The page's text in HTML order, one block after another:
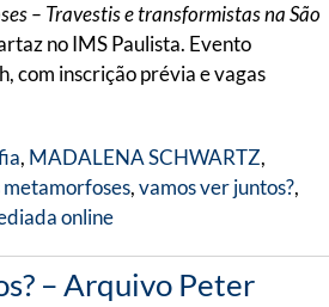
– Travestis e transformistas na São
no IMS Paulista. Evento
com inscrição prévia e vagas
, MADALENA SCHWARTZ,
,vamos ver juntos?,
online
– Arquivo Peter